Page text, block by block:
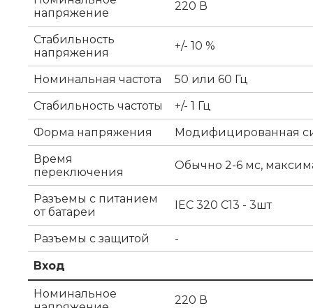
напряжение
220 В
Стабильность
напряжения
+/- 10 %
Номинальная частота
50 или 60 Гц
Стабильность частоты
+/- 1 Гц
Форма напряжения
Модифицированная
Время
переключения
Обычно 2-6 мс,
Разъемы с питанием
от батареи
IEC 320 C13 - 3шт
Разъемы с защитой -
Вход
Номинальное
220 В